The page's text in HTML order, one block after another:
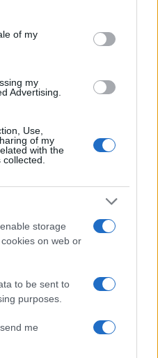
of my
my
Advertising.
Use,
of my
with the
storage
on web or
to be sent to
purposes.
me
8 agosto 2026
lo
era un
all'ottusa
al potere